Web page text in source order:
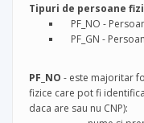
Tipuri de persoane
PF_NO -
PF_GN -
PF_NO - este majoritar
fizice care pot fi
daca are sau nu CNP):